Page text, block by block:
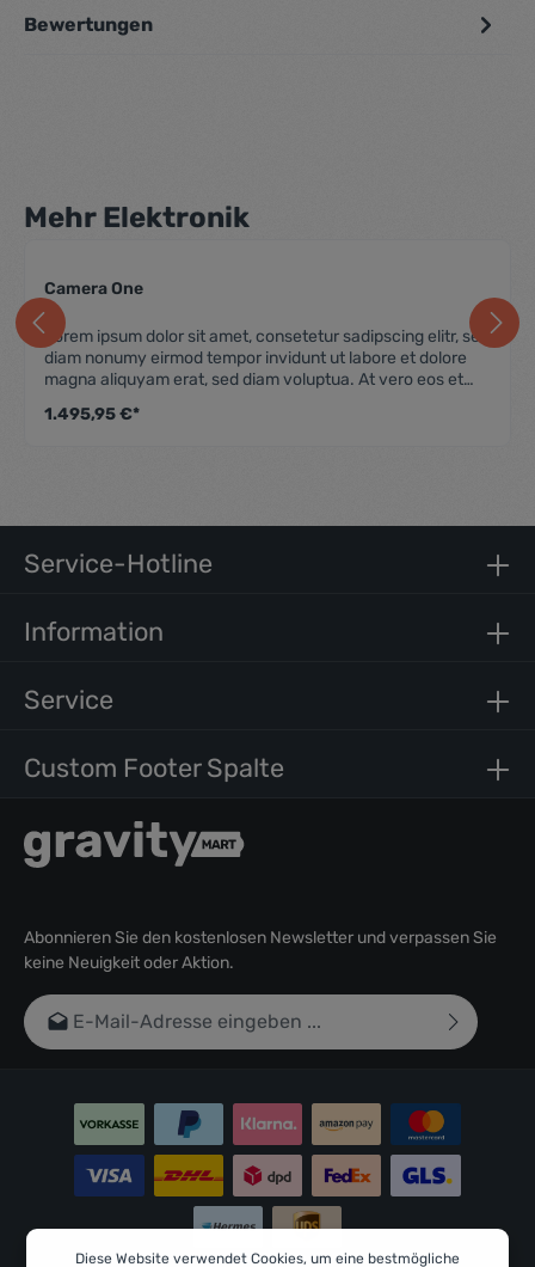
Bewertungen
Mehr Elektronik
von 0 von 5 Sternen Durchschnittliche
Camera One
Lorem ipsum dolor sit amet, consetetur sadipscing elitr, sed
diam nonumy eirmod tempor invidunt ut labore et dolore
magna aliquyam erat, sed diam voluptua. At vero eos et
gubergren, no sea takimata sanctus est Lorem ipsum dolor
ea rebum. Stet clita kasd gubergren, no sea takimata
sanctus est Lorem ipsum dolor sit amet.
1.495,95 €*
Abonnieren Sie den kostenlosen Newsletter und verpassen Sie
keine Neuigkeit oder Aktion.
E-Mail-Adresse*
einverstanden.
Um weiterzugehen, geben Sie die oben abgebildeten
Zeichen ein*
Custom Footer Spalte
Service-Hotline
Information
Service
Diese Website verwendet Cookies, um eine bestmögliche